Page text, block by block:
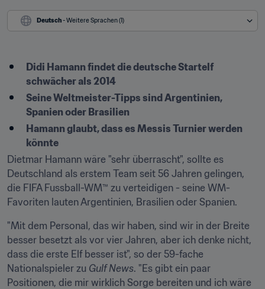
Deutsch - Weitere Sprachen (1)
​Didi Hamann findet die deutsche Startelf
schwächer als 2014
Seine Weltmeister-Tipps sind Argentinien,
Spanien oder Brasilien
Hamann glaubt, dass es Messis Turnier werden
könnte
Dietmar Hamann wäre "sehr überrascht", sollte es
Deutschland als erstem Team seit 56 Jahren gelingen,
die FIFA Fussball-WM™ zu verteidigen - seine WM-
Favoriten lauten Argentinien, Brasilien oder Spanien.
"Mit dem Personal, das wir haben, sind wir in der Breite
besser besetzt als vor vier Jahren, aber ich denke nicht,
dass die erste Elf besser ist", so der 59-fache
Nationalspieler zu Gulf News. "Es gibt ein paar
Positionen, die mir wirklich Sorge bereiten und ich wäre